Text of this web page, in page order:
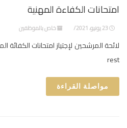
امتحانات الكفاءة المهنية
خاص بالموظفين
rest
مواصلة القراءة